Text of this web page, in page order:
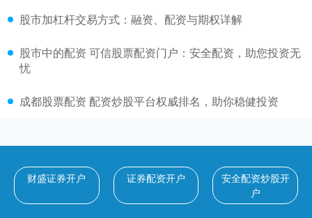
股市加杠杆交易方式：融资、配资与期权详解
股市中的配资 可信股票配资门户：安全配资，助您投资无
忧
成都股票配资 配资炒股平台权威排名，助你稳健投资
财盛证券开户 证券配资开户
安全配资炒股开
户